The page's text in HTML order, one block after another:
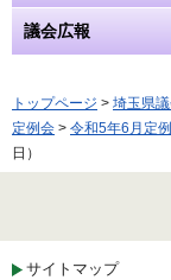
議会広報
トップページ > 埼玉県
定例会 > 令和5年6月定
日）
サイトマップ